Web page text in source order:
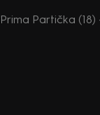
Prima Partička (18)